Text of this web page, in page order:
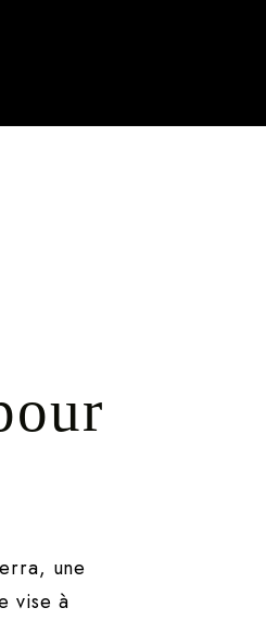
une
vise à